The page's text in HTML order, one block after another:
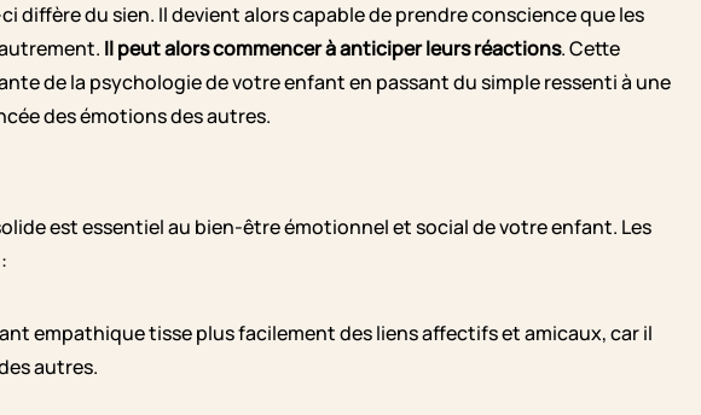
diffère du sien. Il devient alors capable de prendre conscience que les
Il peut alors commencer à anticiper leurs réactions. Cette
de la psychologie de votre enfant en passant du simple ressenti à une
des émotions des autres.
est essentiel au bien-être émotionnel et social de votre enfant. Les
empathique tisse plus facilement des liens affectifs et amicaux, car il
autres.